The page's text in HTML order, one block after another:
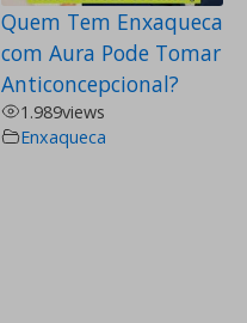
Quem Tem Enxaqueca
com Aura Pode Tomar
Anticoncepcional?
1.989views
Enxaqueca